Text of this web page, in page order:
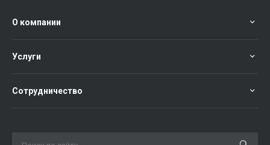
О компании
Услуги
Сотрудничество